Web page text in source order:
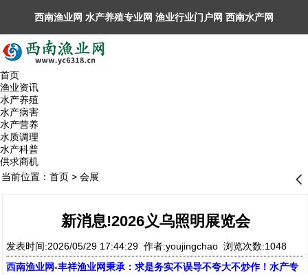
西南渔业网 水产养殖专业网 渔业行业门户网 ​西南水产网
丰祥渔业网 永川水花网，欢迎光临！
首页
渔业资讯
水产养殖
水产病害
水产营养
水质调理
水产科普
供求商机
当前位置： 首页> 会展 󰊒
新消息!2026义乌照明展览会
发表时间:2026/05/29 17:44:29 作者:youjingchao 浏览次数:1048
西南渔业网-丰祥渔业网秉承：求是务实不误导不夸大不炒作！水产专